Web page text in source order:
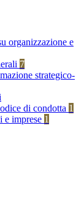
organizzazione e
7
strategico-
di condotta 1
e imprese 1